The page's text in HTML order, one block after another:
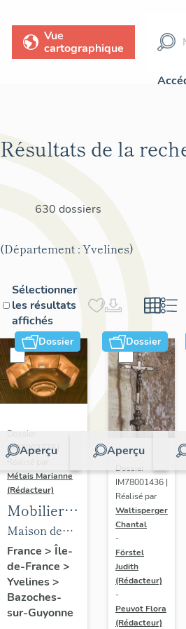
Vue
cartographique
Résultats de la
630 dossiers
(Département : Yvelines)
Sélectionner
les résultats
affichés
Dossier
Aperçu
Dossier
IM78002723 |
Métais Marianne
(Rédacteur)
Mobilier
de la
maison
Louis
Carré
Maison de
villégiature
dite maison
Louis Carré
France > Île-
de-France >
Yvelines>
Bazoches-
sur-Guyonne
Dossier
Aperçu
Dossier
IM78001436 |
Réalisé par
Waltisperger
Chantal
-
Förstel
Judith
(Rédacteur)
-
Peuvot Flora
(Rédacteur)